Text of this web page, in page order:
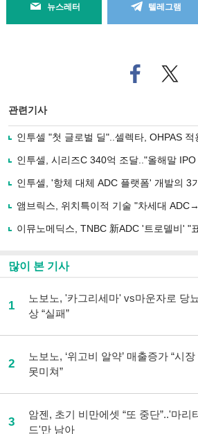
뉴스레터 텔레그램
페
이
로
기
사
유
기
트위
터로
관련기사
인투셀 "첫 글로벌 딜"..셀렉타, OHPAS 적
인투셀, 시리즈C 340억 조달.."올해말
인투셀, '항체 대체 ADC 플랫폼' 개발의 3
앰브릭스, 위치특이적 기술 "차세대
이뮤노메딕스, TNBC 新ADC '트로델비' "
많이 본 기사
1
노보노, '카그리세마' vs마운자로 당
상 “실패”
2
노보노, ‘위고비 알약’ 매출증가 “시장
못미쳐”
3
암젠, 초기 비만에셋 “또 중단”..'마리
드'만 남아